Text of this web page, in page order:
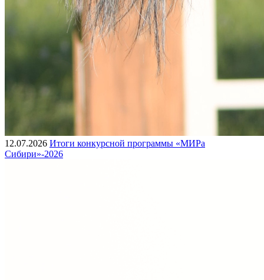
12.07.2026 Итоги конкурсной программы «МИРа
Сибири»-2026